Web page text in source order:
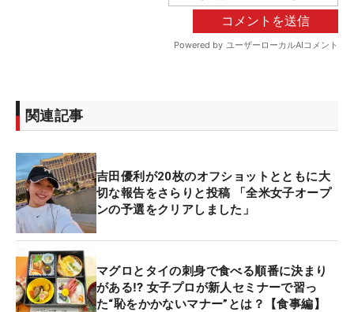
関連記事
吉田優利が20枚のオフショットとともに大
切な報告をさらりと投稿 「全米女子オープ
ンの予選をクリアしました」
マグロとタイの刺身で食べる順番に決まり
がある⁉ 女子プロが新人セミナーで習っ
た“恥をかかないマナー”とは？【食事編】